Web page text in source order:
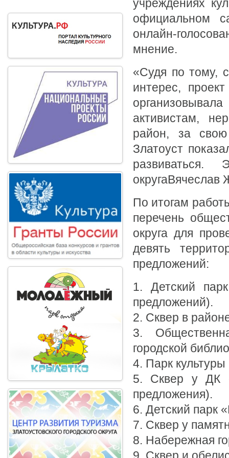
учреждениях
официальном
онлайн-
мнение.
«Судя по тому,
интерес,
активистам,
район, за
Златоуст
округаВячеслав
По итогам
перечень
округа для
девять
предложений:
1. Детский
предложений).
2. Сквер в
3.
городской
4. Парк
5. Сквер у ДК
предложения).
6. Детский парк
7. Сквер у
8. Набережная
9. Сквер и